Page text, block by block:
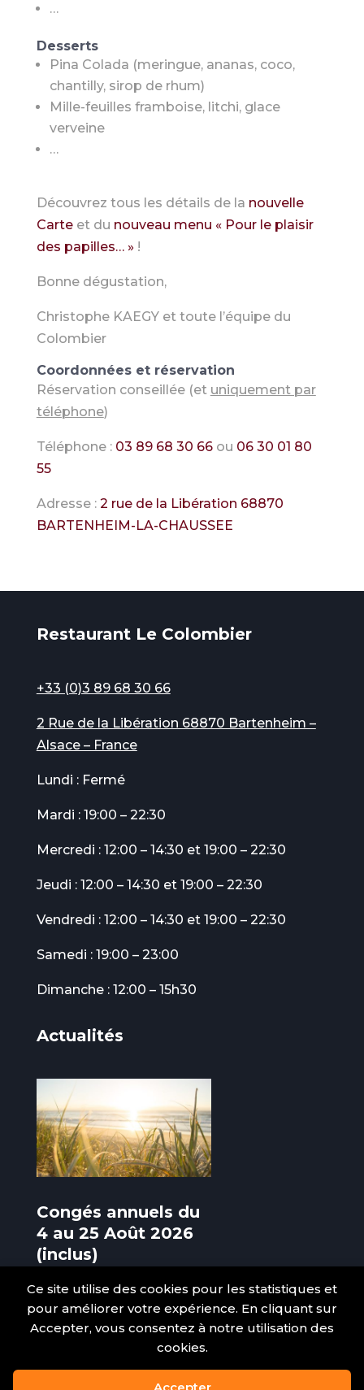
Ce site utilise des cookies pour les statistiques et
pour améliorer votre expérience. En cliquant sur
Accepter, vous consentez à notre utilisation des
cookies.
…
Desserts
Pina Colada (meringue, ananas, coco,
chantilly, sirop de rhum)
Mille-feuilles framboise, litchi, glace
verveine
…
Découvrez tous les détails de la nouvelle
Carteet du nouveau menu « Pour le plaisir
des papilles… » !
Bonne dégustation,
Christophe KAEGY et toute l’équipe du
Colombier
Coordonnées et réservation
Réservation conseillée (et uniquement par
téléphone)
Téléphone : 03 89 68 30 66ou 06 30 01 80
55
Adresse : 2 rue de la Libération 68870
BARTENHEIM-LA-CHAUSSEE
Restaurant Le Colombier
+33 (0)3 89 68 30 66
2 Rue de la Libération 68870 Bartenheim –
Alsace – France
Lundi : Fermé
Mardi : 19:00 – 22:30
Mercredi : 12:00 – 14:30 et 19:00 – 22:30
Jeudi : 12:00 – 14:30 et 19:00 – 22:30
Vendredi : 12:00 – 14:30 et 19:00 – 22:30
Samedi : 19:00 – 23:00
Dimanche : 12:00 – 15h30
Actualités
Congés annuels du
4 au 25 Août 2026
(inclus)
3 Août 2026